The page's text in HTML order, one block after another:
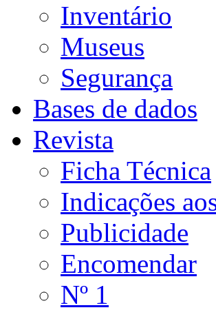
Inventário
Museus
Segurança
Bases de dados
Revista
Ficha Técnica
Indicações
Publicidade
Encomendar
Nº 1